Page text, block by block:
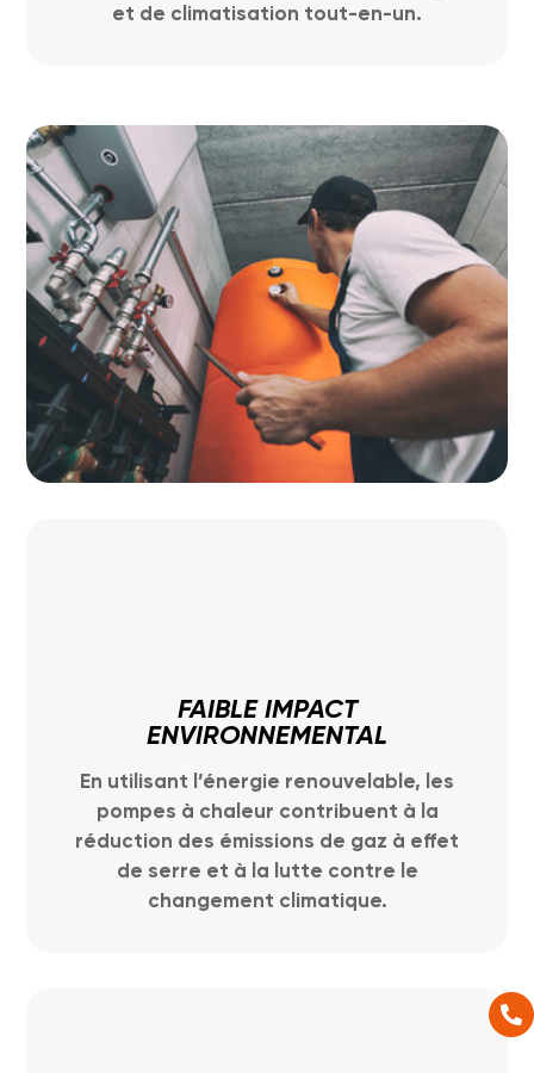

et de climatisation tout-en-un.
FAIBLE IMPACT
ENVIRONNEMENTAL
En utilisant l’énergie renouvelable, les
pompes à chaleur contribuent à la
réduction des émissions de gaz à effet
de serre et à la lutte contre le
changement climatique.